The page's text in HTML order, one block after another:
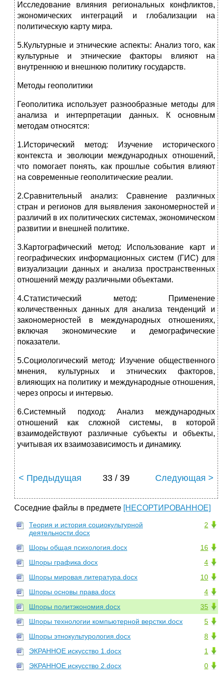
Исследование влияния региональных конфликтов,
экономических интеграций и глобализации на
политическую карту мира.
5.Культурные и этнические аспекты: Анализ того, как
культурные и этнические факторы влияют на
внутреннюю и внешнюю политику государств.
Методы геополитики
Геополитика использует разнообразные методы для
анализа и интерпретации данных. К основным
методам относятся:
1.Исторический метод: Изучение исторического
контекста и эволюции международных отношений,
что помогает понять, как прошлые события влияют
на современные геополитические реалии.
2.Сравнительный анализ: Сравнение различных
стран и регионов для выявления закономерностей и
различий в их политических системах, экономическом
развитии и внешней политике.
3.Картографический метод: Использование карт и
географических информационных систем (ГИС) для
визуализации данных и анализа пространственных
отношений между различными объектами.
4.Статистический метод: Применение
количественных данных для анализа тенденций и
закономерностей в международных отношениях,
включая экономические и демографические
показатели.
5.Социологический метод: Изучение общественного
мнения, культурных и этнических факторов,
влияющих на политику и международные отношения,
через опросы и интервью.
6.Системный подход: Анализ международных
отношений как сложной системы, в которой
взаимодействуют различные субъекты и объекты,
учитывая их взаимозависимость и динамику.
< Предыдущая 33 / 39 Следующая >
Соседние файлы в предмете [НЕСОРТИРОВАННОЕ]
2
Теория и история социокультурной
деятельности.docx
16
Шоры общая психология.docx
4
Шпоры графика.docx
10
Шпоры мировая литература.docx
4
Шпоры основы права.docx
35
Шпоры политэкономия.docx
5
Шпоры технологии компьютерной верстки.docx
8
Шпоры этнокультурология.docx
1
ЭКРАННОЕ искусство 1.docx
0
ЭКРАННОЕ искусство 2.docx